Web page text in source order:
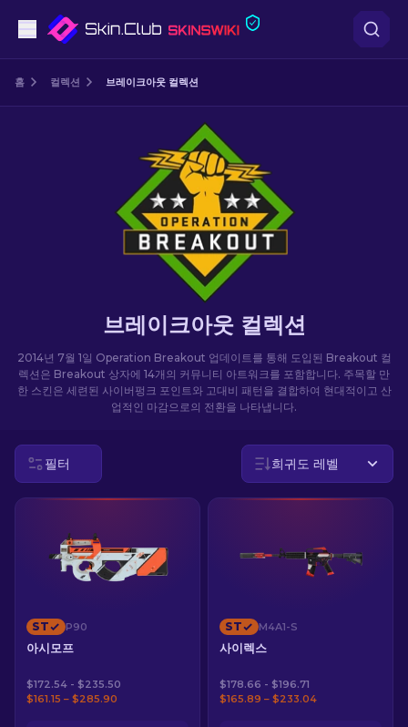
권총
기타
KO
홈 컬렉션 브레이크아웃 컬렉션
브레이크아웃 컬렉션
2014년 7월 1일 Operation Breakout 업데이트를 통해 도입된 Breakout 컬
렉션은 Breakout 상자에 14개의 커뮤니티 아트워크를 포함합니다. 주목할 만
한 스킨은 세련된 사이버펑크 포인트와 고대비 패턴을 결합하여 현대적이고 산
업적인 마감으로의 전환을 나타냅니다.
필터 희귀도 레벨
ST P90
아시모프
$172.54 - $235.50
$161.15 – $285.90
ST M4A1-S
사이렉스
$178.66 - $196.71
$165.89 – $233.04